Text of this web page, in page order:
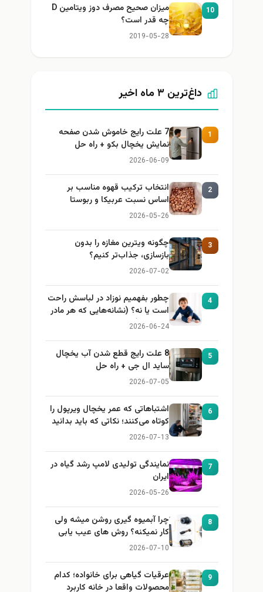
10
میزان صحیح مصرف دوز ویتامین D
چه قدر است؟
2019-05-28
داغ‌ترین ۳ ماه اخیر
1
7 علت رایج خاموش شدن صفحه
نمایش یخچال بکو + راه حل
2026-06-09
2
انتخاب ترکیب قهوه مناسب بر
اساس نسبت عربیکا و ربوستا
2026-05-26
3
چگونه ویترین مغازه را بدون
بازسازی، جذاب‌تر کنیم؟
2026-07-02
4
چطور بفهمیم نوزاد در لباسش راحت
است یا نه؟ (نشانه‌هایی که هر مادر
باید بداند)
2026-06-24
5
8 علت رایج قطع شدن آب یخچال
ساید ال جی + راه حل
2026-07-05
6
اشتباهاتی که عمر یخچال ویرپول را
کوتاه می‌کنند؛ نکاتی که باید بدانید
2026-07-13
7
نمایندگی تولیدی لامپ رشد گیاه در
ایران
2026-05-26
8
چرا آبمیوه گیری روشن میشه ولی
کار نمیکنه؟ روش های عیب یابی
2026-07-10
9
عرقیات گیاهی برای خانواده؛ کدام
محصولات واقعا در خانه کاربرد